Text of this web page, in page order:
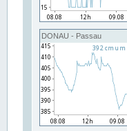
DONAU - Passau